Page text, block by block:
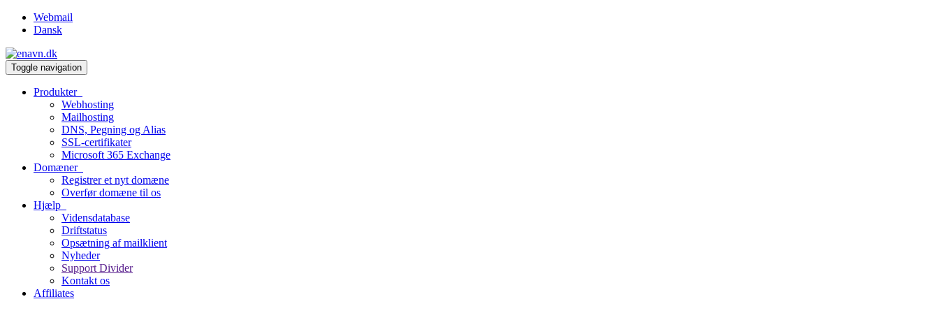
Webmail
Dansk
Toggle navigation
Produkter
Webhosting
Mailhosting
DNS, Pegning og Alias
SSL-certifikater
Microsoft 365 Exchange
Domæner
Registrer et nyt domæne
Overfør domæne til os
Hjælp
Vidensdatabase
Driftstatus
Opsætning af mailklient
Nyheder
Support Divider
Kontakt os
Affiliates